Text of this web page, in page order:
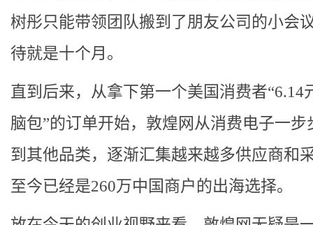
树彤只能带领团队搬到了朋友公司的小会
待就是十个月。
直到后来，从拿下第一个美国消费者“6.14
脑包”的订单开始，敦煌网从消费电子一步
到其他品类，逐渐汇集越来越多供应商和
至今已经是260万中国商户的出海选择。